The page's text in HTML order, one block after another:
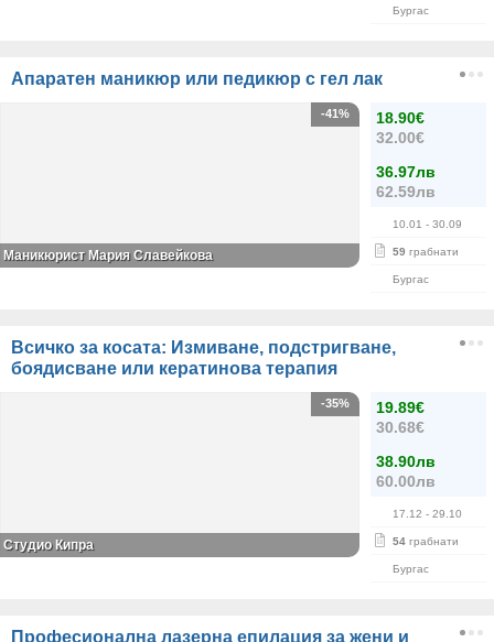
Бургас
Апаратен маникюр или педикюр с гел лак
18.90€
32.00€
36.97лв
62.59лв
10.01 - 30.09
59 грабнати
Бургас
-41%
Маникюрист Мария Славейкова
Всичко за косата: Измиване, подстригване,
боядисване или кератинова терапия
19.89€
30.68€
38.90лв
60.00лв
17.12 - 29.10
54 грабнати
Бургас
-35%
Студио Кипра
Професионална лазерна епилация за жени и